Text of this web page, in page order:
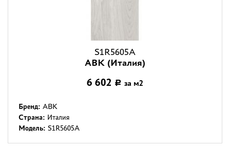
S1R5605A
ABK (Италия)
6 602 Р за м2
Бренд: ABK
Страна: Италия
Модель: S1R5605A